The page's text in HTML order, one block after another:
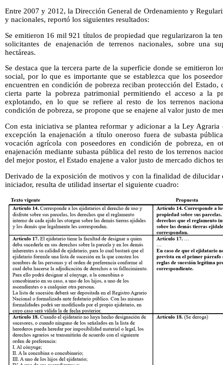
Entre 2007 y 2012, la Dirección General de Ordenamiento y
y nacionales, reportó los siguientes resultados:
Se emitieron 16 mil 921 títulos de propiedad que regularizaron la
solicitantes de enajenación de terrenos nacionales, sobre una
hectáreas.
Se destaca que la tercera parte de la superficie donde se emitieron
social, por lo que es importante que se establezca que los
encuentren en condición de pobreza reciban protección del
cierta parte la pobreza patrimonial permitiendo el acceso a la
explotando, en lo que se refiere al resto de los terrenos
condición de pobreza, se propone que se enajene al valor justo de
Con esta iniciativa se plantea reformar y adicionar a la Ley Agraria
excepción la enajenación a título oneroso fuera de subasta
vocación agrícola con poseedores en condición de pobreza, en
enajenación mediante subasta pública del resto de los terrenos
del mejor postor, el Estado enajene a valor justo de mercado dichos
Derivado de la exposición de motivos y con la finalidad de dilucidar
iniciador, resulta de utilidad insertar el siguiente cuadro: